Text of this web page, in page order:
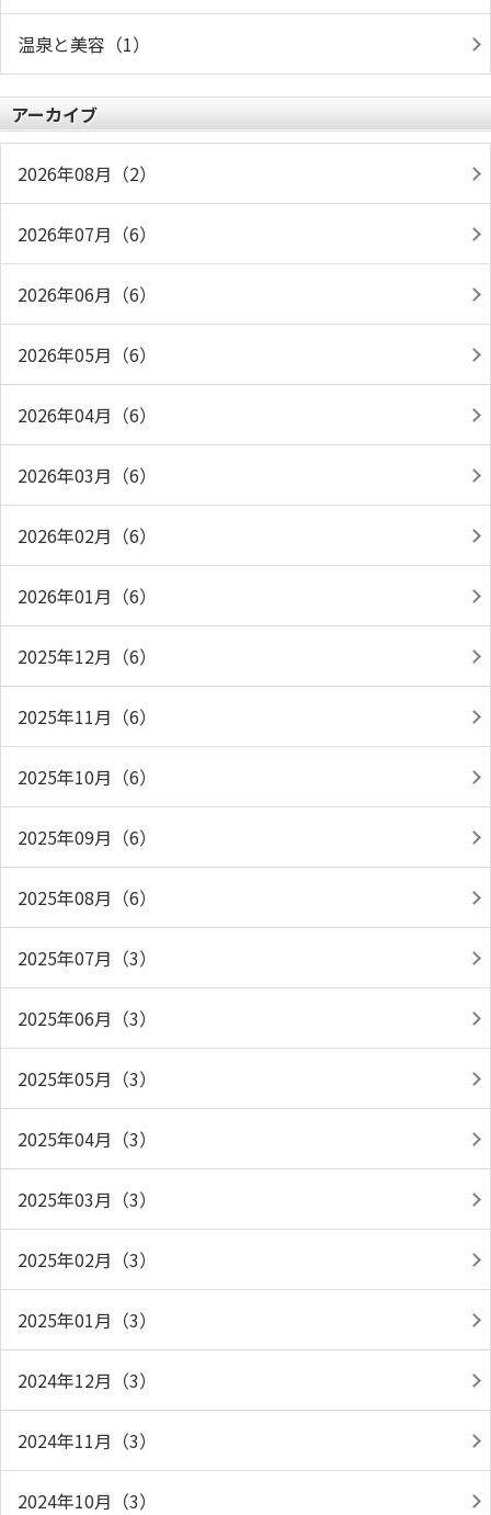
温泉と美容（1）
アーカイブ
2026年08月（2）
2026年07月（6）
2026年06月（6）
2026年05月（6）
2026年04月（6）
2026年03月（6）
2026年02月（6）
2026年01月（6）
2025年12月（6）
2025年11月（6）
2025年10月（6）
2025年09月（6）
2025年08月（6）
2025年07月（3）
2025年06月（3）
2025年05月（3）
2025年04月（3）
2025年03月（3）
2025年02月（3）
2025年01月（3）
2024年12月（3）
2024年11月（3）
2024年10月（3）